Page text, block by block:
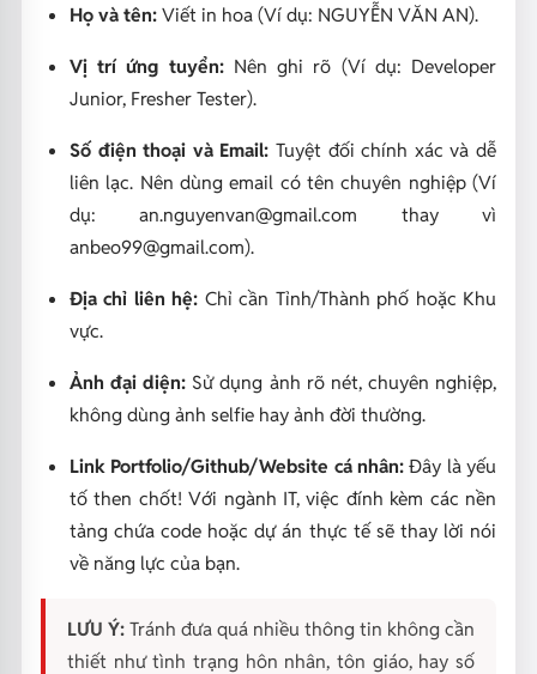
Họ và tên:Viết in hoa (Ví dụ: NGUYỄN VĂN AN).
Vị trí ứng tuyển:Nên ghi rõ (Ví dụ: Developer
Junior, Fresher Tester).
Số điện thoại và Email: Tuyệt đối chính xác và dễ
liên lạc. Nên dùng email có tên chuyên nghiệp (Ví
dụ:an.nguyenvan@gmail.com thay vì
anbeo99@gmail.com).
Địa chỉ liên hệ: Chỉ cần Tỉnh/Thành phố hoặc Khu
vực.
Ảnh đại diện: Sử dụng ảnh rõ nét, chuyên nghiệp,
không dùng ảnh selfie hay ảnh đời thường.
Link Portfolio/Github/Website cá nhân: Đây là yếu
tố then chốt! Với ngành IT, việc đính kèm các nền
tảng chứa code hoặc dự án thực tế sẽ thay lời nói
về năng lực của bạn.
LƯU Ý:Tránh đưa quá nhiều thông tin không cần
thiết như tình trạng hôn nhân, tôn giáo, hay số